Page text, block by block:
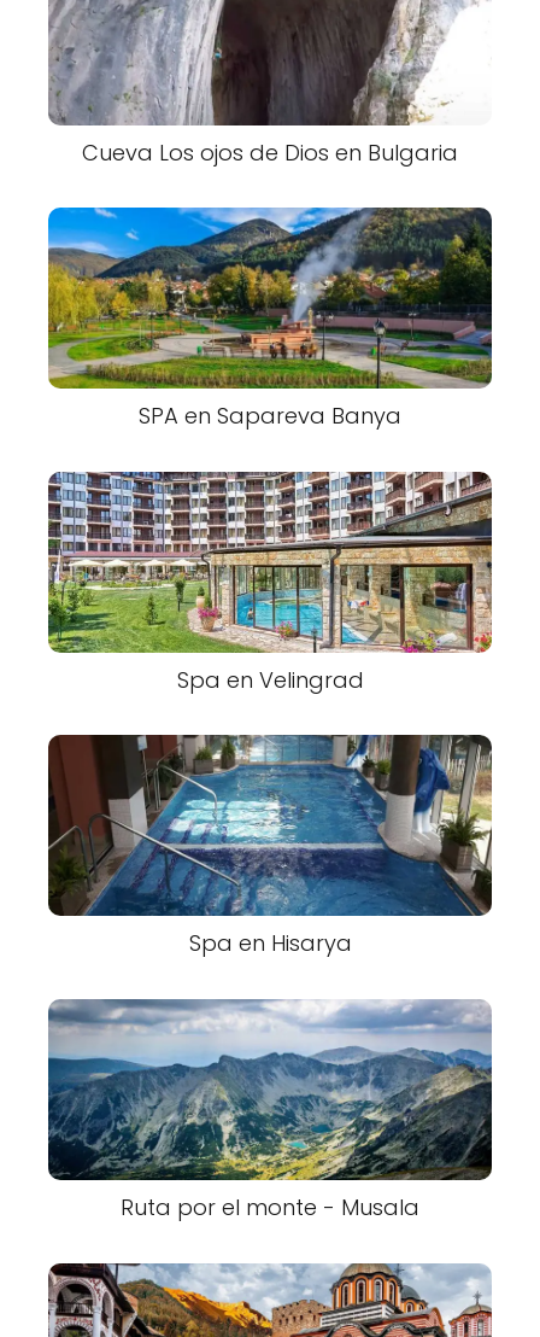
Cueva Los ojos de Dios en Bulgaria
SPA en Sapareva Banya
Spa en Velingrad
Spa en Hisarya
Ruta por el monte - Musala